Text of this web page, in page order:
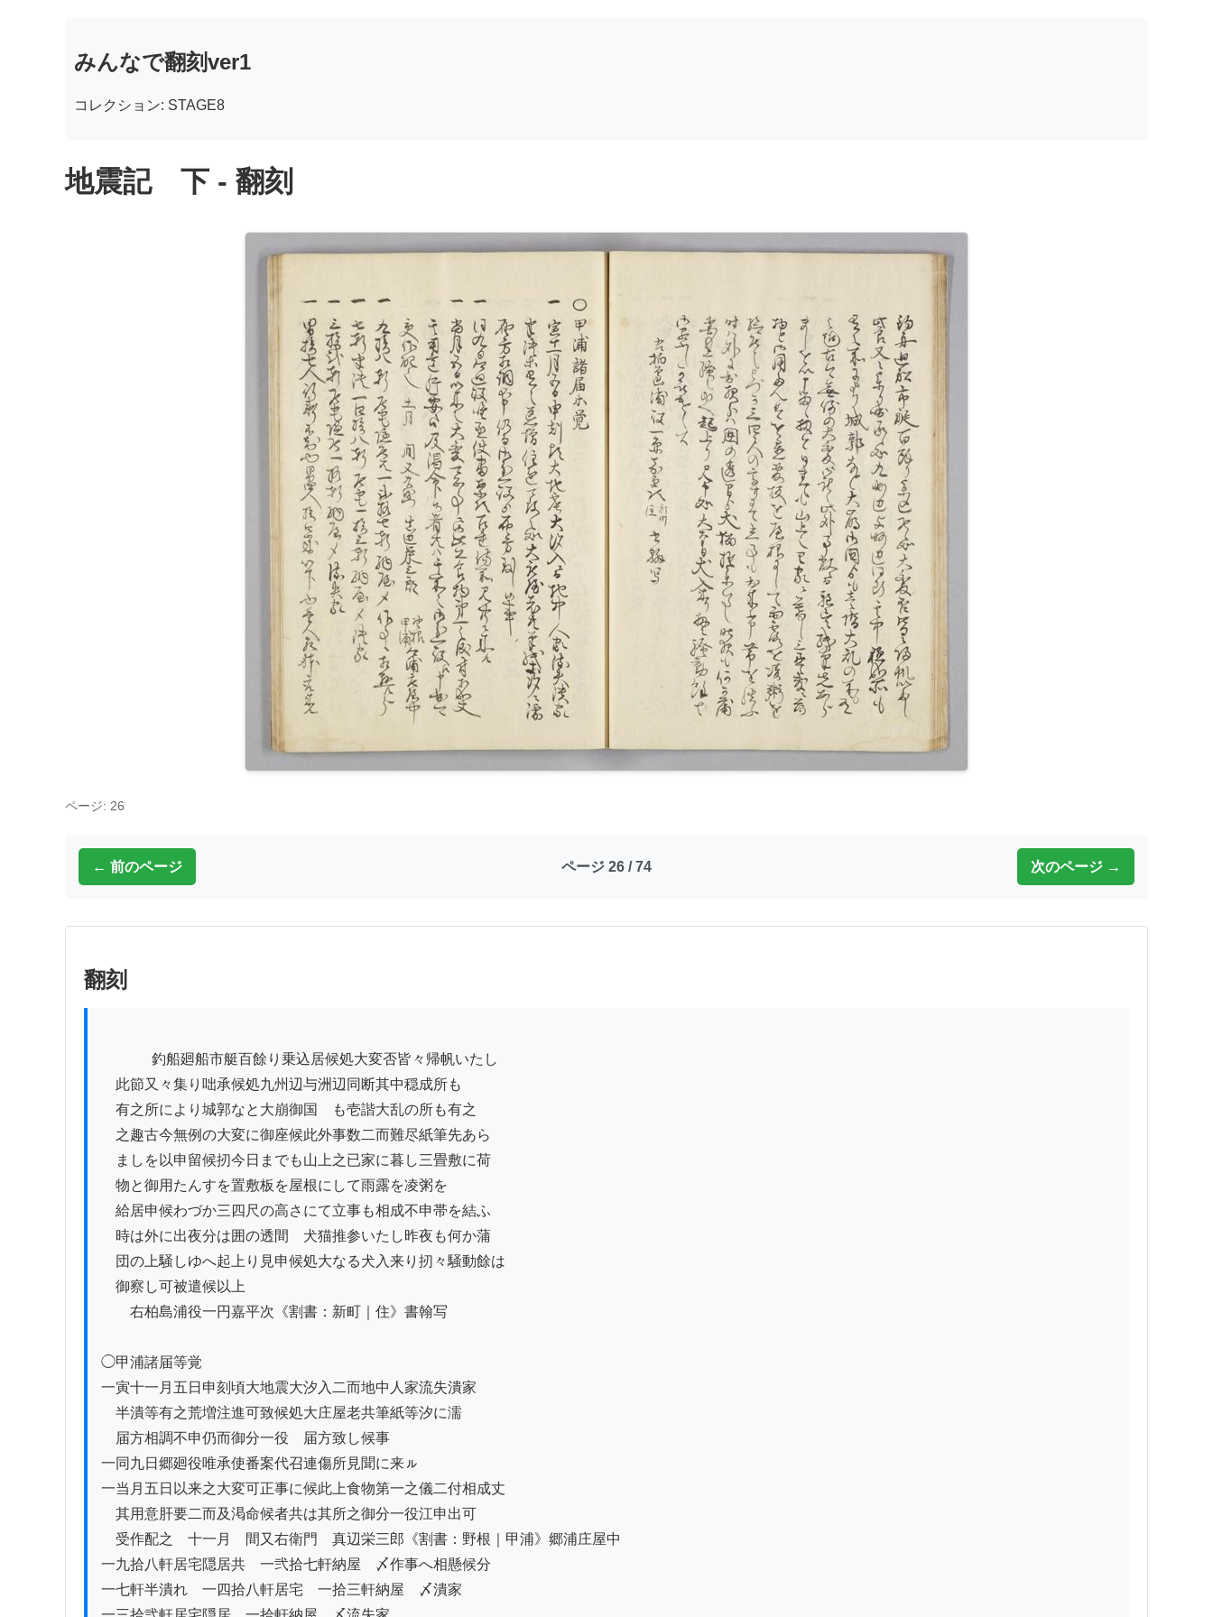
みんなで翻刻ver1
コレクション: STAGE8
地震記 下 - 翻刻
ページ: 26
← 前のページ ページ 26 / 74 次のページ →
翻刻
此節又々集り咄承候処九州辺与洲辺同断其中穏成所も
有之所により城郭なと大崩御国ゟも壱諧大乱の所も有之
之趣古今無例の大変に御座候此外事数二而難尽紙筆先あら
ましを以申留候扨今日までも山上之已家に暮し三畳敷に荷
物と御用たんすを置敷板を屋根にして雨露を凌粥を
給居申候わづか三四尺の高さにて立事も相成不申帯を結ふ
時は外に出夜分は囲の透間ゟ犬猫推参いたし昨夜も何か蒲
団の上騒しゆへ起上り見申候処大なる犬入来り扨々騒動餘は
御察し可被遣候以上
右柏島浦役一円嘉平次《割書：新町｜住》書翰写
◯甲浦諸届等覚
一寅十一月五日申刻頃大地震大汐入二而地中人家流失潰家
半潰等有之荒増注進可致候処大庄屋老共筆紙等汐に濡
届方相調不申仍而御分一役ゟ届方致し候事
一同九日郷廻役唯承使番案代召連傷所見聞に来ㇽ
一当月五日以来之大変可正事に候此上食物第一之儀二付相成丈
其用意肝要二而及渇命候者共は其所之御分一役江申出可
受作配之　十一月　間又右衛門　真辺栄三郎《割書：野根｜甲浦》郷浦庄屋中
一九拾八軒居宅隠居共　一弐拾七軒納屋　〆作事へ相懸候分
一七軒半潰れ　一四拾八軒居宅　一拾三軒納屋　〆潰家